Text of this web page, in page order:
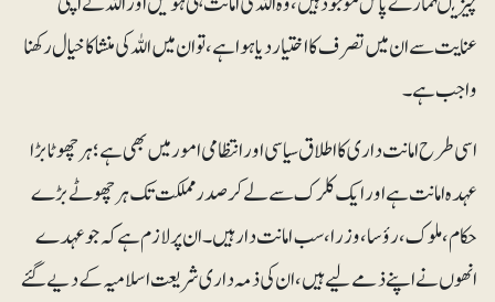
عنایت سے ان میں تصرف کا اختیار دیا ہوا ہے، تو ان میں اللہ کی منشا کا خیال رکھنا
واجب ہے۔
اسی طرح امانت داری کا اطلاق سیاسی اور انتظامی امور میں بھی ہے؛ ہر چھوٹا بڑا
عہدہ امانت ہے اور ایک کلرک سے لے کر صدر مملکت تک ہر چھوٹے بڑے
حکام، ملوک، رؤسا، وزرا، سب امانت دار ہیں۔ ان پر لازم ہے کہ جو عہدے
انھوں نے اپنے ذمے لیے ہیں، ان کی ذمہ داری شریعت اسلامیہ کے دیے گئے